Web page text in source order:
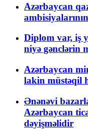
Azərbaycan
Diplom var, iş
niyə gənclərin
Azərbaycan
lakin müstəqil
Ənənəvi
Azərbaycan
dəyişməlidir